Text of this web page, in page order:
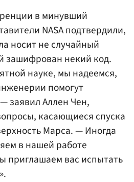
в минувший
NASA подтвердили,
носит не случайный
зашифрован некий код.
науке, мы надеемся,
помогут
заявил Аллен Чен,
касающиеся спуска
Марса. — Иногда
в нашей работе
приглашаем вас испытать